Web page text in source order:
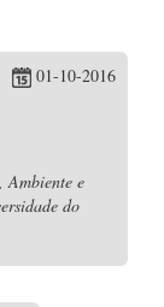
01-10-2016
Ambiente e
do